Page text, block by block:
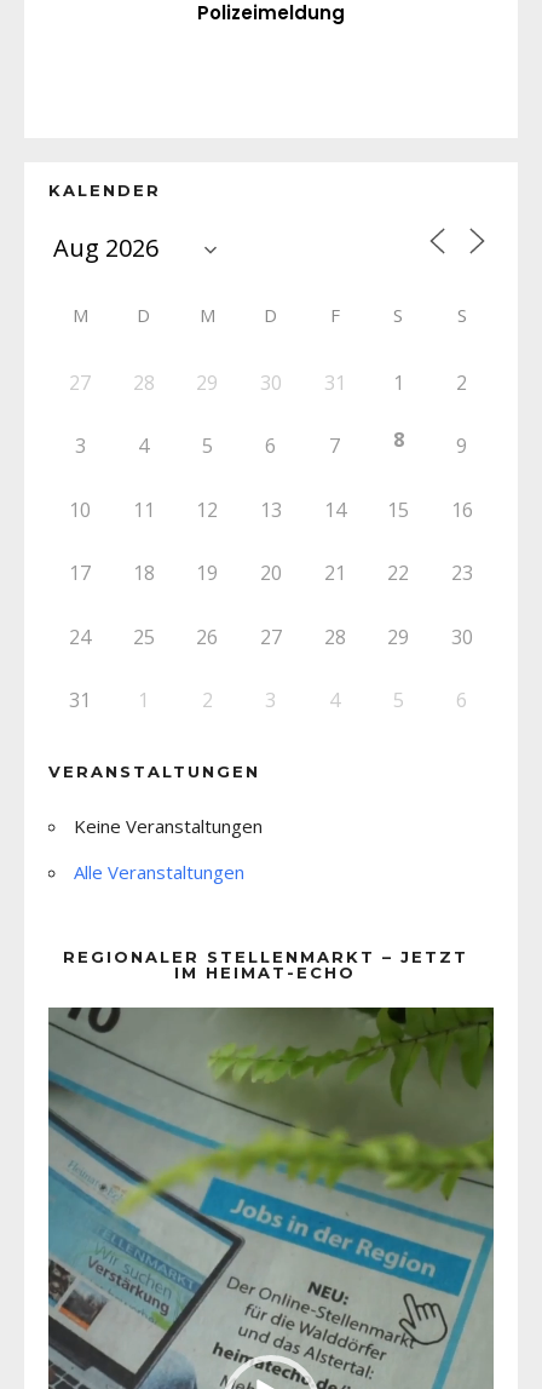
Polizeimeldung
KALENDER
M D M D F S S
27 28 29 30 31 1 2
3 4 5 6 7 8 9
10 11 12 13 14 15 16
17 18 19 20 21 22 23
24 25 26 27 28 29 30
31 1 2 3 4 5 6
VERANSTALTUNGEN
Keine Veranstaltungen
Alle Veranstaltungen
REGIONALER STELLENMARKT – JETZT
IM HEIMAT-ECHO
Player